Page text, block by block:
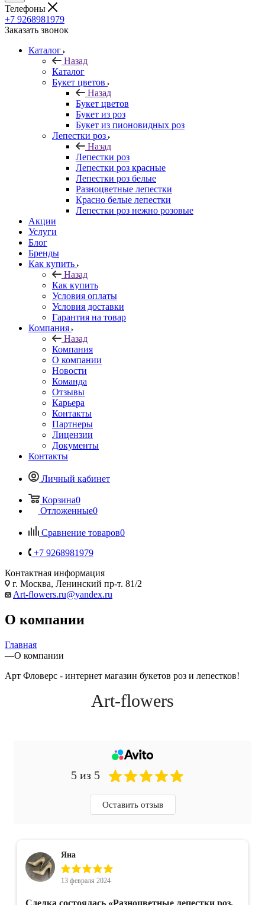
Телефоны
+7 9268981979
Заказать звонок
Каталог
Назад
Каталог
Букет цветов
Назад
Букет цветов
Букет из роз
Букет из пионовидных роз
Лепестки роз
Назад
Лепестки роз
Лепестки роз красные
Лепестки роз белые
Разноцветные лепестки
Красно белые лепестки
Лепестки роз нежно розовые
Акции
Услуги
Блог
Бренды
Как купить
Назад
Как купить
Условия оплаты
Условия доставки
Гарантия на товар
Компания
Назад
Компания
О компании
Новости
Команда
Отзывы
Карьера
Контакты
Партнеры
Лицензии
Документы
Контакты
Личный кабинет
Корзина0
Отложенные0
Сравнение товаров0
+7 9268981979
Контактная информация
г. Москва, Ленинский пр-т. 81/2
Art-flowers.ru@yandex.ru
О компании
Главная
—О компании
Арт Фловерс - интернет магазин букетов роз и лепестков!
Art-flowers
5 из 5
Оставить отзыв
Яна
13 февраля 2024
Сделка состоялась «Разноцветные лепестки роз,